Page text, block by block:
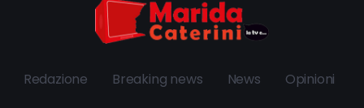
Redazione Breaking news News Opinioni